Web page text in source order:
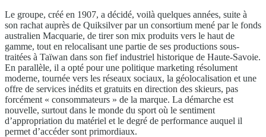
Le groupe, créé en 1907, a décidé, voilà quelques années, suite à
son rachat auprès de Quiksilver par un consortium mené par le fonds
australien Macquarie, de tirer son mix produits vers le haut de
gamme, tout en relocalisant une partie de ses productions sous-
traitées à Taïwan dans son fief industriel historique de Haute-Savoie.
En parallèle, il a opté pour une politique marketing résolument
moderne, tournée vers les réseaux sociaux, la géolocalisation et une
offre de services inédits et gratuits en direction des skieurs, pas
forcément « consommateurs » de la marque. La démarche est
nouvelle, surtout dans le monde du sport où le sentiment
d’appropriation du matériel et le degré de performance auquel il
permet d’accéder sont primordiaux.